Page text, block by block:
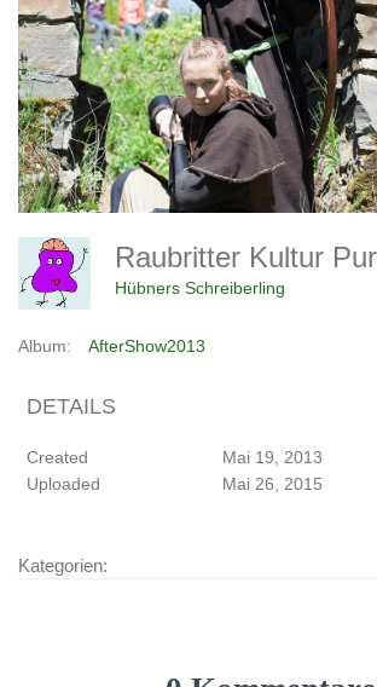
Hübners Schreiberling
Album: AfterShow2013
DETAILS
Created
Mai 19, 2013
Uploaded
Mai 26, 2015
Kategorien: